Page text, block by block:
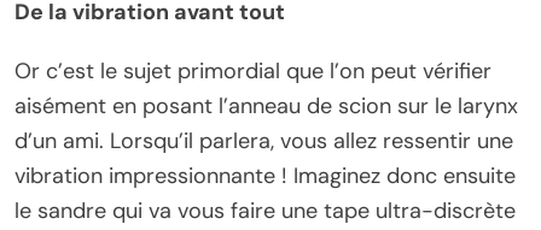
De la vibration avant tout
Or c’est le sujet primordial que l’on peut vérifier
aisément en posant l’anneau de scion sur le larynx
d’un ami. Lorsqu’il parlera, vous allez ressentir une
vibration impressionnante ! Imaginez donc ensuite
le sandre qui va vous faire une tape ultra-discrète